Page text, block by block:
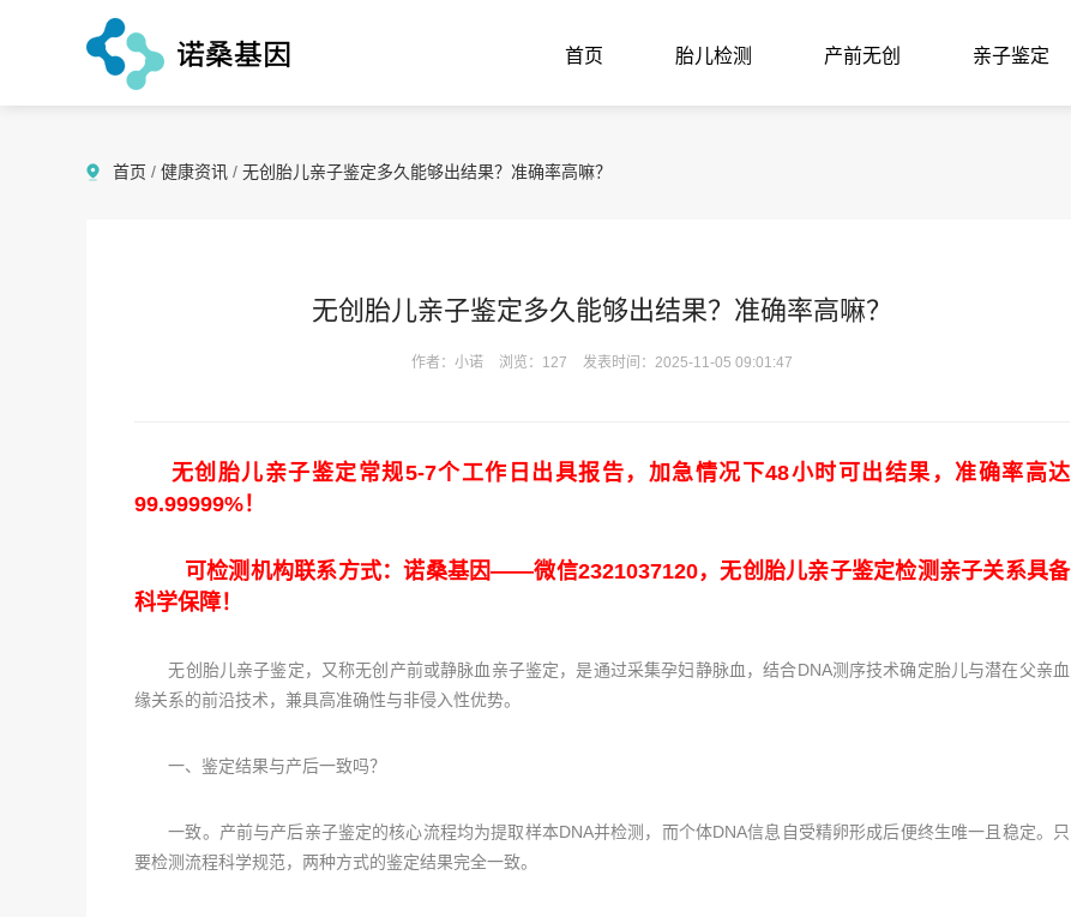
首页 胎儿检测 产前无创 亲子鉴定
首页 / 健康资讯 / 无创胎儿亲子鉴定多久能够出结果？准确率高嘛？
无创胎儿亲子鉴定多久能够出结果？准确率高嘛？
作者：小诺 浏览：127 发表时间：2025-11-05 09:01:47
无创胎儿亲子鉴定常规5-7个工作日出具报告，加急情况下48小时可出结果，准确率高达
99.99999%！
可检测机构联系方式：诺桑基因——微信2321037120，无创胎儿亲子鉴定检测亲子关系具备
科学保障！
无创胎儿亲子鉴定，又称无创产前或静脉血亲子鉴定，是通过采集孕妇静脉血，结合DNA测序技术确定胎儿与潜在父亲血
缘关系的前沿技术，兼具高准确性与非侵入性优势。
一、鉴定结果与产后一致吗？
一致。产前与产后亲子鉴定的核心流程均为提取样本DNA并检测，而个体DNA信息自受精卵形成后便终生唯一且稳定。只
要检测流程科学规范，两种方式的鉴定结果完全一致。